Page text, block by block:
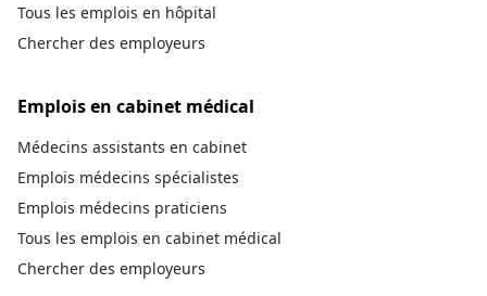
Tous les emplois en hôpital
Chercher des employeurs
Emplois en cabinet médical
Médecins assistants en cabinet
Emplois médecins spécialistes
Emplois médecins praticiens
Tous les emplois en cabinet médical
Chercher des employeurs